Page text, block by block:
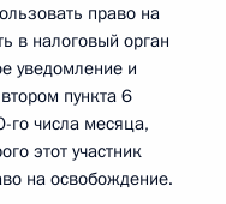
право на
в налоговый орган
уведомление и
пункта 6
го числа месяца,
этот участник
на освобождение.